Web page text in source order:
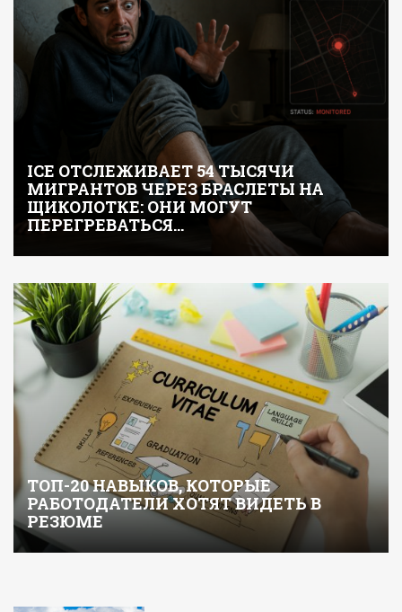
ICE ОТСЛЕЖИВАЕТ 54 ТЫСЯЧИ
МИГРАНТОВ ЧЕРЕЗ БРАСЛЕТЫ НА
ЩИКОЛОТКЕ: ОНИ МОГУТ
ПЕРЕГРЕВАТЬСЯ…
ТОП-20 НАВЫКОВ, КОТОРЫЕ
РАБОТОДАТЕЛИ ХОТЯТ ВИДЕТЬ В
РЕЗЮМЕ